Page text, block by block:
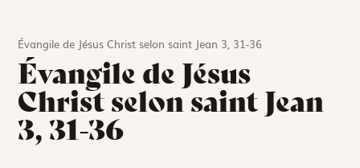
Évangile de Jésus Christ selon saint Jean 3, 31-36
Évangile de Jésus
Christ selon saint Jean
3, 31-36